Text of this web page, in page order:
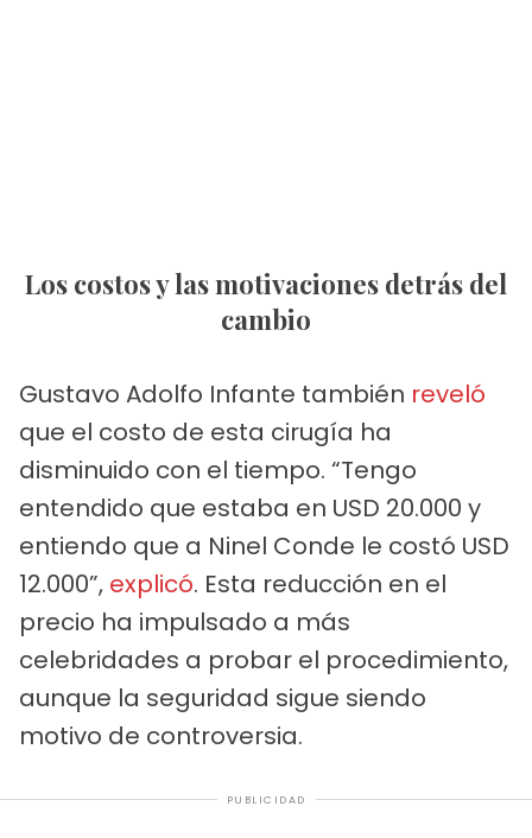
Los costos y las motivaciones detrás del
cambio
Gustavo Adolfo Infante también reveló
que el costo de esta cirugía ha
disminuido con el tiempo. “Tengo
entendido que estaba en USD 20.000 y
entiendo que a Ninel Conde le costó USD
12.000”, explicó. Esta reducción en el
precio ha impulsado a más
celebridades a probar el procedimiento,
aunque la seguridad sigue siendo
motivo de controversia.
PUBLICIDAD